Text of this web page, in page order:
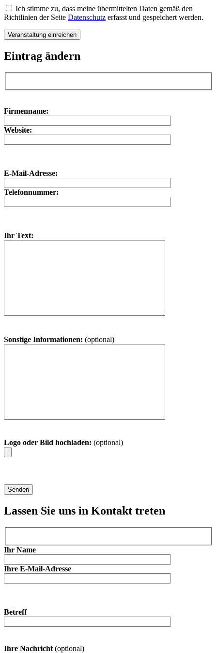
Ich stimme zu, dass meine übermittelten Daten gemäß den
Richtlinien der Seite Datenschutz erfasst und gespeichert werden.
Eintrag ändern
Firmenname:
Website:
E-Mail-Adresse:
Telefonnummer:
Ihr Text:
Sonstige Informationen: (optional)
Logo oder Bild hochladen: (optional)
Lassen Sie uns in Kontakt treten
Ihr Name
Ihre E-Mail-Adresse
Betreff
Ihre Nachricht (optional)